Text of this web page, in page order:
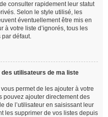
consulter rapidement leur statut
Selon le style utilisé, les
éventuellement être mis en
à votre liste d’ignorés, tous les
par défaut.
utilisateurs de ma liste
permet de les ajouter à votre
pouvez ajouter directement des
de l’utilisateur en saisissant leur
les supprimer de vos listes depuis